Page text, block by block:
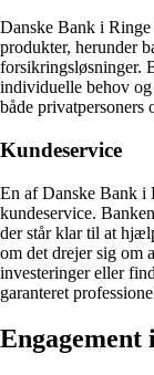
Danske Bank i
produkter, herunder
forsikringsløsninger.
individuelle behov
både privatpersoners
Kundeservice
En af Danske Bank i
kundeservice.
der står klar til at
om det drejer sig om
investeringer eller
garanteret